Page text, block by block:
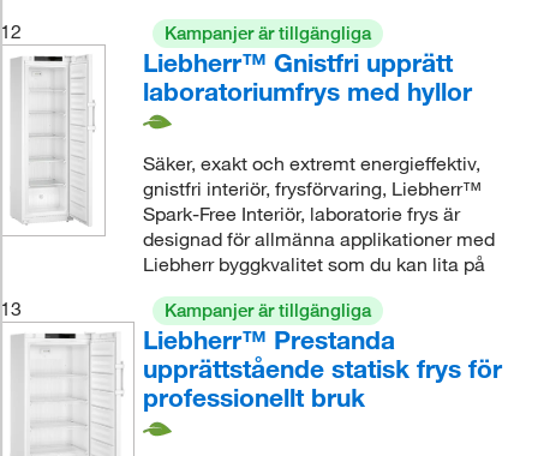
12
Kampanjer är tillgängliga
Liebherr™ Gnistfri upprätt
laboratoriumfrys med hyllor
Säker, exakt och extremt energieffektiv,
gnistfri interiör, frysförvaring, Liebherr™
Spark-Free Interiör, laboratorie frys är
designad för allmänna applikationer med
Liebherr byggkvalitet som du kan lita på
13
Kampanjer är tillgängliga
Liebherr™ Prestanda
upprättstående statisk frys för
professionellt bruk